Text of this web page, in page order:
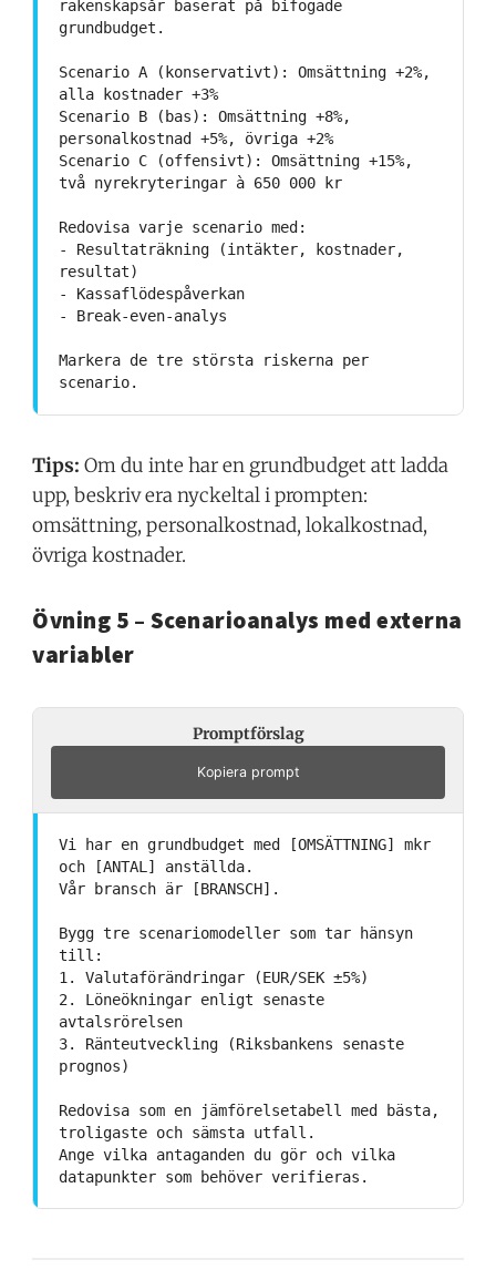
räkenskapsår baserat på bifogade
grundbudget.
Scenario A (konservativt): Omsättning +2%,
alla kostnader +3%
Scenario B (bas): Omsättning +8%,
personalkostnad +5%, övriga +2%
Scenario C (offensivt): Omsättning +15%,
två nyrekryteringar à 650 000 kr
Redovisa varje scenario med:
- Resultaträkning (intäkter, kostnader,
resultat)
- Kassaflödespåverkan
- Break-even-analys
Markera de tre största riskerna per
scenario.
Tips: Om du inte har en grundbudget att ladda
upp, beskriv era nyckeltal i prompten:
omsättning, personalkostnad, lokalkostnad,
övriga kostnader.
Övning 5 – Scenarioanalys med externa
variabler
Promptförslag
Kopiera prompt
Vi har en grundbudget med [OMSÄTTNING] mkr
och [ANTAL] anställda.
Vår bransch är [BRANSCH].
Bygg tre scenariomodeller som tar hänsyn
till:
1. Valutaförändringar (EUR/SEK ±5%)
2. Löneökningar enligt senaste
avtalsrörelsen
3. Ränteutveckling (Riksbankens senaste
prognos)
Redovisa som en jämförelsetabell med bästa,
troligaste och sämsta utfall.
Ange vilka antaganden du gör och vilka
datapunkter som behöver verifieras.